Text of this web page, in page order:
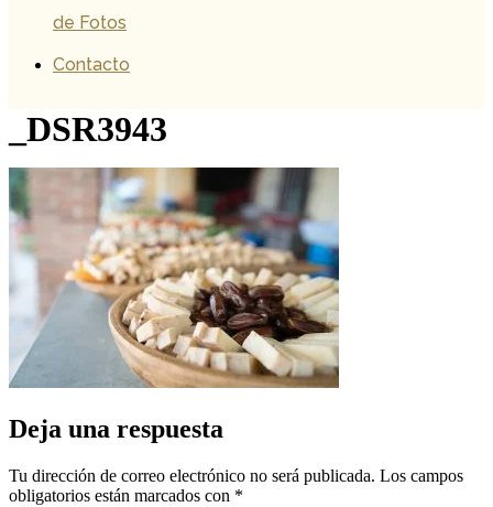
de Fotos
Contacto
_DSR3943
Deja una respuesta
Tu dirección de correo electrónico no será publicada. Los campos
obligatorios están marcados con *